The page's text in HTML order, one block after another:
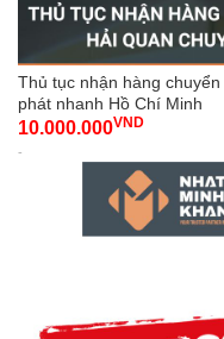
Thủ tục nhận hàng
phát nhanh Hồ Chí Minh
10.000.000VND
-